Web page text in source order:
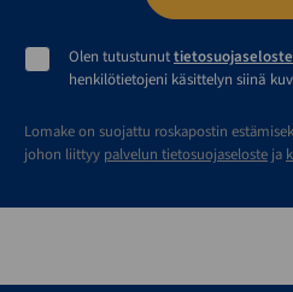
Olen tutustunut
henkilötietojeni käsittelyn siinä
Lomake on suojattu roskapostin
johon liittyy palvelun tietosuojaseloste ja